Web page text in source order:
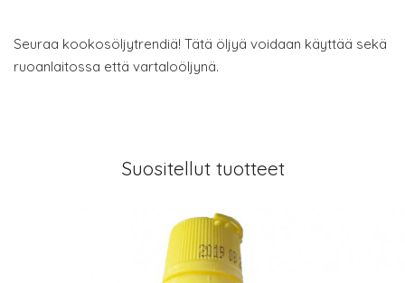
Seuraa kookosöljytrendiä! Tätä öljyä voidaan käyttää sekä
ruoanlaitossa että vartaloöljynä.
Suositellut tuotteet